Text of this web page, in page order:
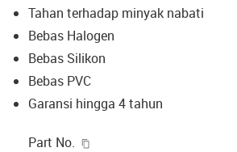
Tahan terhadap minyak nabati
Bebas Halogen
Bebas Silikon
Bebas PVC
Garansi hingga 4 tahun
Part No.